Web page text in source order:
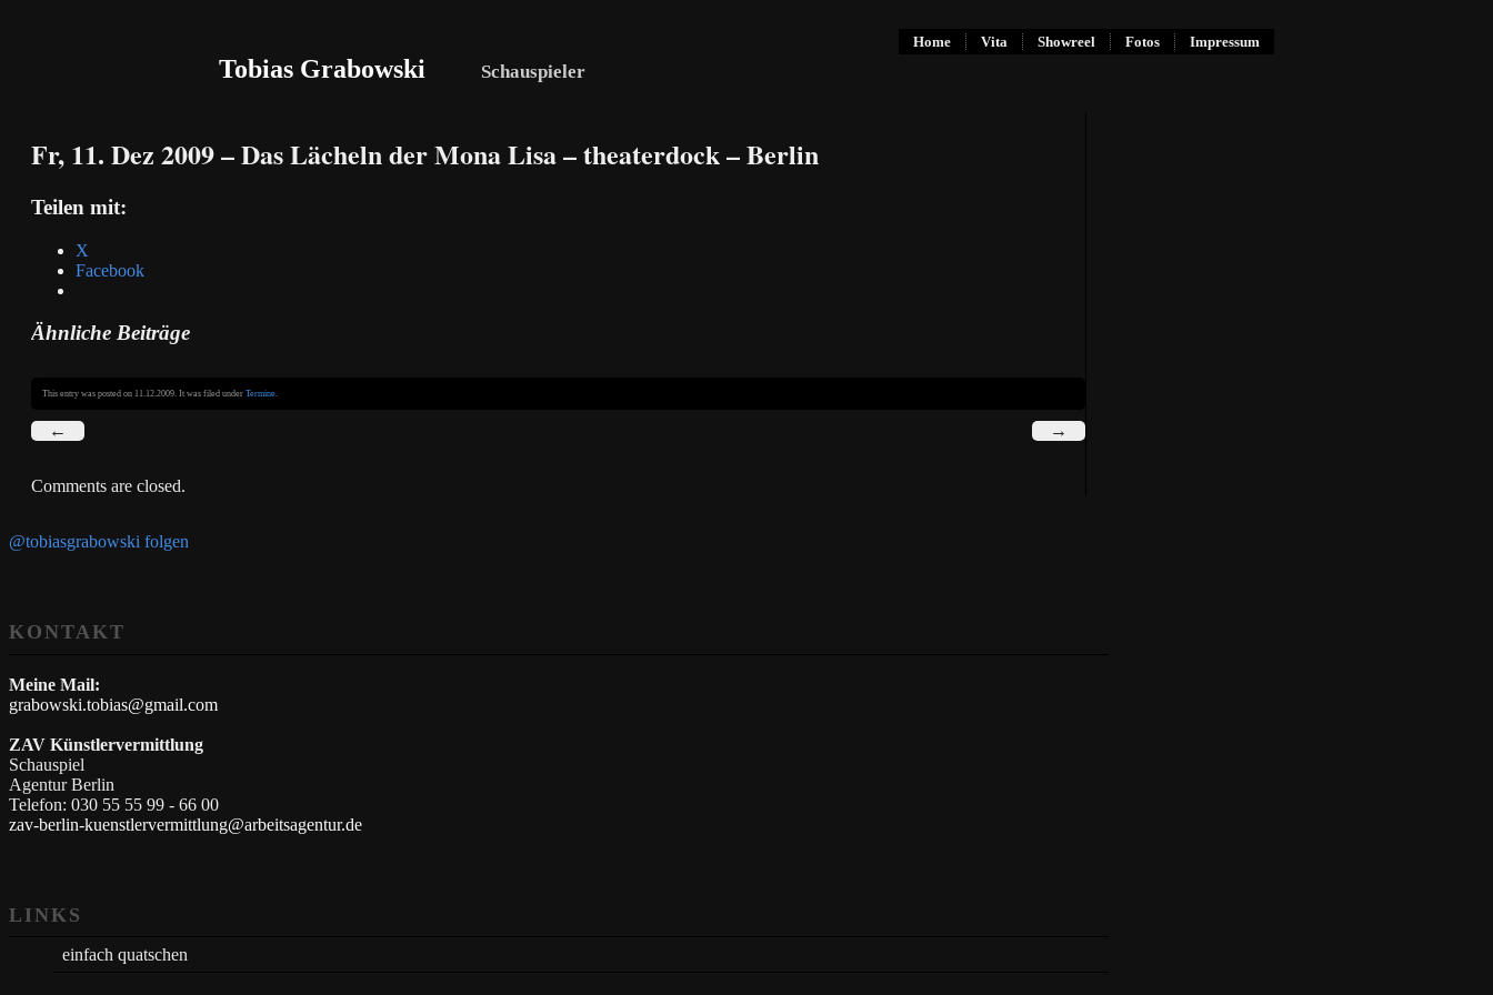
Tobias Grabowski Schauspieler
Home Vita Showreel Fotos Impressum
Fr, 11. Dez 2009 – Das Lächeln der Mona Lisa – theaterdock – Berlin
Teilen mit:
X
Facebook
Ähnliche Beiträge
This entry was posted on 11.12.2009. It was filed under Termine.
→
←
Comments are closed.
@tobiasgrabowski folgen
KONTAKT
Meine Mail:
grabowski.tobias@gmail.com
ZAV Künstlervermittlung
Schauspiel
Agentur Berlin
Telefon: 030 55 55 99 - 66 00
zav-berlin-kuenstlervermittlung@arbeitsagentur.de
LINKS
einfach quatschen